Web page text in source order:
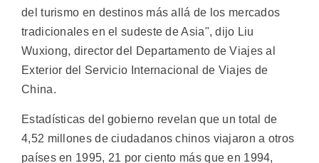
del turismo en destinos más allá de los mercados
tradicionales en el sudeste de Asia", dijo Liu
Wuxiong, director del Departamento de Viajes al
Exterior del Servicio Internacional de Viajes de
China.
Estadísticas del gobierno revelan que un total de
4,52 millones de ciudadanos chinos viajaron a otros
países en 1995, 21 por ciento más que en 1994,